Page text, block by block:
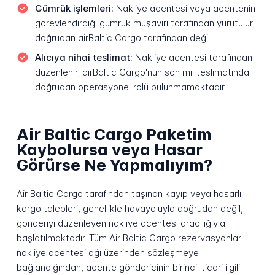
Gümrük işlemleri: Nakliye acentesi veya acentenin
görevlendirdiği gümrük müşaviri tarafından yürütülür;
doğrudan airBaltic Cargo tarafından değil
Alıcıya nihai teslimat: Nakliye acentesi tarafından
düzenlenir; airBaltic Cargo'nun son mil teslimatında
doğrudan operasyonel rolü bulunmamaktadır
Air Baltic Cargo Paketim
Kaybolursa veya Hasar
Görürse Ne Yapmalıyım?
Air Baltic Cargo tarafından taşınan kayıp veya hasarlı
kargo talepleri, genellikle havayoluyla doğrudan değil,
gönderiyi düzenleyen nakliye acentesi aracılığıyla
başlatılmaktadır. Tüm Air Baltic Cargo rezervasyonları
nakliye acentesi ağı üzerinden sözleşmeye
bağlandığından, acente göndericinin birincil ticari ilgili